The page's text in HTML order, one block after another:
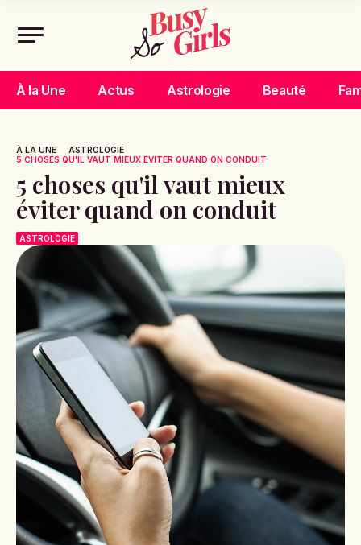
À la Une Actus Astrologie Beauté
À LA UNE
ASTROLOGIE
5 CHOSES QU'IL VAUT MIEUX ÉVITER QUAND ON CONDUIT
5 choses qu'il vaut mieux
éviter quand on conduit
ASTROLOGIE